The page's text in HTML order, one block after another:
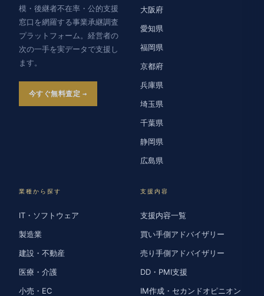
模・後継者不在率・公的支援
窓口を網羅する事業承継調査
プラットフォーム。経営者の
次の一手を実データで支援し
ます。
今すぐ無料査定
大阪府
愛知県
福岡県
京都府
兵庫県
埼玉県
千葉県
静岡県
広島県
業種から探す
IT・ソフトウェア
製造業
建設・不動産
医療・介護
小売・EC
支援内容
支援内容一覧
買い手側アドバイザリー
売り手側アドバイザリー
DD・PMI支援
IM作成・セカンドオピニオン